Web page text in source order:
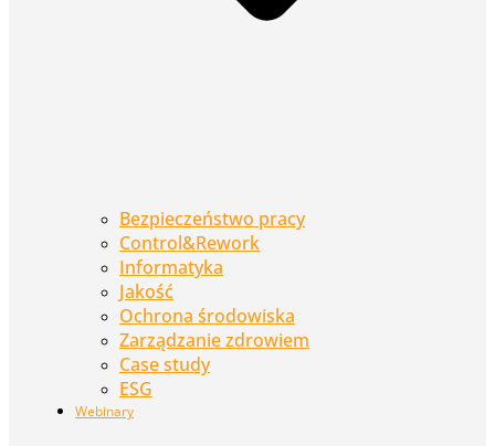
Bezpieczeństwo pracy
Control&Rework
Informatyka
Jakość
Ochrona środowiska
Zarządzanie zdrowiem
Case study
ESG
Webinary